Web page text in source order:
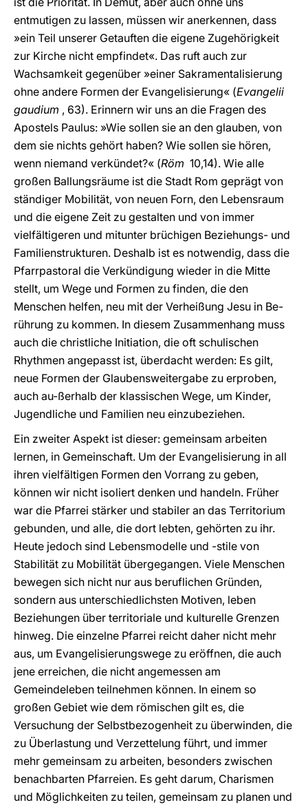
entmutigen zu lassen, müssen wir anerkennen, dass
»ein Teil unserer Getauften die eigene Zugehörigkeit
zur Kirche nicht empfindet«. Das ruft auch zur
Wachsamkeit gegenüber »einer Sakramentalisierung
ohne andere Formen der Evangelisierung« (Evangelii
gaudium , 63). Erinnern wir uns an die Fragen des
Apostels Paulus: »Wie sollen sie an den glauben, von
dem sie nichts gehört haben? Wie sollen sie hören,
wenn niemand verkündet?« (Röm 10,14). Wie alle
großen Ballungsräume ist die Stadt Rom geprägt von
ständiger Mobilität, von neuen Forn, den Lebensraum
und die eigene Zeit zu gestalten und von immer
vielfältigeren und mitunter brüchigen Beziehungs- und
Familienstrukturen. Deshalb ist es notwendig, dass die
Pfarrpastoral die Verkündigung wieder in die Mitte
stellt, um Wege und Formen zu finden, die den
Menschen helfen, neu mit der Verheißung Jesu in Be-
rührung zu kommen. In diesem Zusammenhang muss
auch die christliche Initiation, die oft schulischen
Rhythmen angepasst ist, überdacht werden: Es gilt,
neue Formen der Glaubensweitergabe zu erproben,
auch au-ßerhalb der klassischen Wege, um Kinder,
Jugendliche und Familien neu einzubeziehen.
Ein zweiter Aspekt ist dieser: gemeinsam arbeiten
lernen, in Gemeinschaft. Um der Evangelisierung in all
ihren vielfältigen Formen den Vorrang zu geben,
können wir nicht isoliert denken und handeln. Früher
war die Pfarrei stärker und stabiler an das Territorium
gebunden, und alle, die dort lebten, gehörten zu ihr.
Heute jedoch sind Lebensmodelle und -stile von
Stabilität zu Mobilität übergegangen. Viele Menschen
bewegen sich nicht nur aus beruflichen Gründen,
sondern aus unterschiedlichsten Motiven, leben
Beziehungen über territoriale und kulturelle Grenzen
hinweg. Die einzelne Pfarrei reicht daher nicht mehr
aus, um Evangelisierungswege zu eröffnen, die auch
jene erreichen, die nicht angemessen am
Gemeindeleben teilnehmen können. In einem so
großen Gebiet wie dem römischen gilt es, die
Versuchung der Selbstbezogenheit zu überwinden, die
zu Überlastung und Verzettelung führt, und immer
mehr gemeinsam zu arbeiten, besonders zwischen
benachbarten Pfarreien. Es geht darum, Charismen
und Möglichkeiten zu teilen, gemeinsam zu planen und